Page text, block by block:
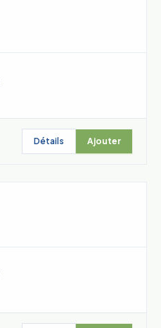
Détails Ajouter